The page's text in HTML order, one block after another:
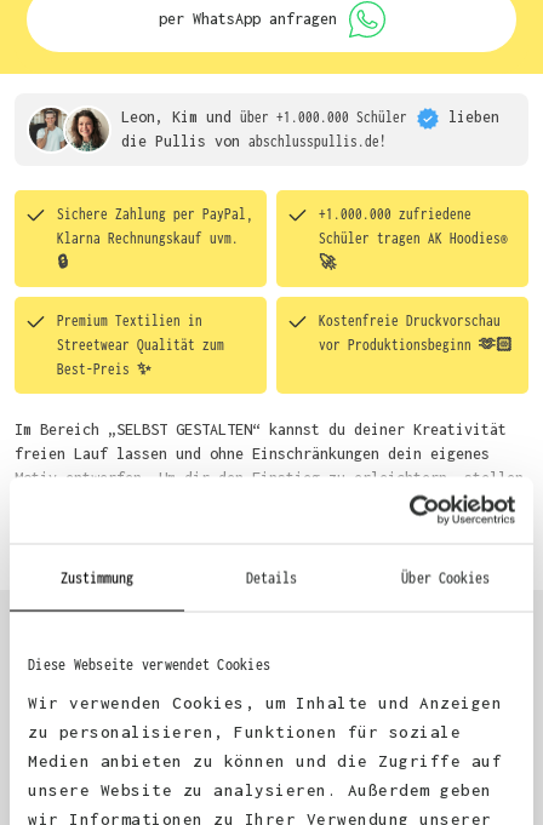
Zustimmung Details Über Cookies
Diese Webseite verwendet Cookies
Wir verwenden Cookies, um Inhalte und Anzeigen
zu personalisieren, Funktionen für soziale
Medien anbieten zu können und die Zugriffe auf
unsere Website zu analysieren. Außerdem geben
wir Informationen zu Ihrer Verwendung unserer
per WhatsApp anfragen
Leon, Kim und über +1.000.000 Schüler
lieben
die Pullis von abschlusspullis.de!
Sichere Zahlung per PayPal,
Klarna Rechnungskauf uvm.
🔒
+1.000.000 zufriedene
Schüler tragen AK Hoodies®
🚀
Premium Textilien in
Streetwear Qualität zum
Best-Preis ✨
Kostenfreie Druckvorschau
vor Produktionsbeginn 🫶🏻
Im Bereich „SELBST GESTALTEN“ kannst du deiner Kreativität
freien Lauf lassen und ohne Einschränkungen dein eigenes
Motiv entwerfen. Um dir den Einstieg zu erleichtern, stellen
wir eine von unseren Designern vorgefertigte Vorlage bereit.
Wähle einfach deine Wunsch-Produkte auf dieser Seite aus und
du auch bequem über das Bestellformular, per E-Mail oder
KUNDEN FEEDBACK 🫶
Excellent